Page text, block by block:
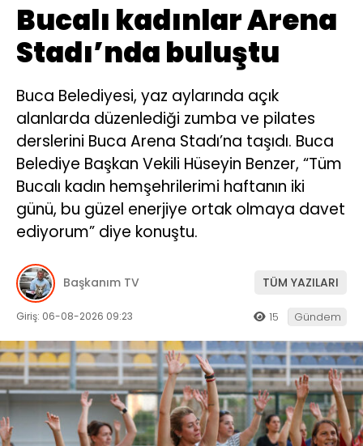
Bucalı kadınlar Arena
Stadı’nda buluştu
Buca Belediyesi, yaz aylarında açık
alanlarda düzenlediği zumba ve pilates
derslerini Buca Arena Stadı’na taşıdı. Buca
Belediye Başkan Vekili Hüseyin Benzer, “Tüm
Bucalı kadın hemşehrilerimi haftanın iki
günü, bu güzel enerjiye ortak olmaya davet
ediyorum” diye konuştu.
Başkanım TV TÜM YAZILARI
Giriş: 06-08-2026 09:23 15 Gündem